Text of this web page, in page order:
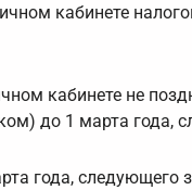
кабинете
кабинете не
до 1 марта
года,